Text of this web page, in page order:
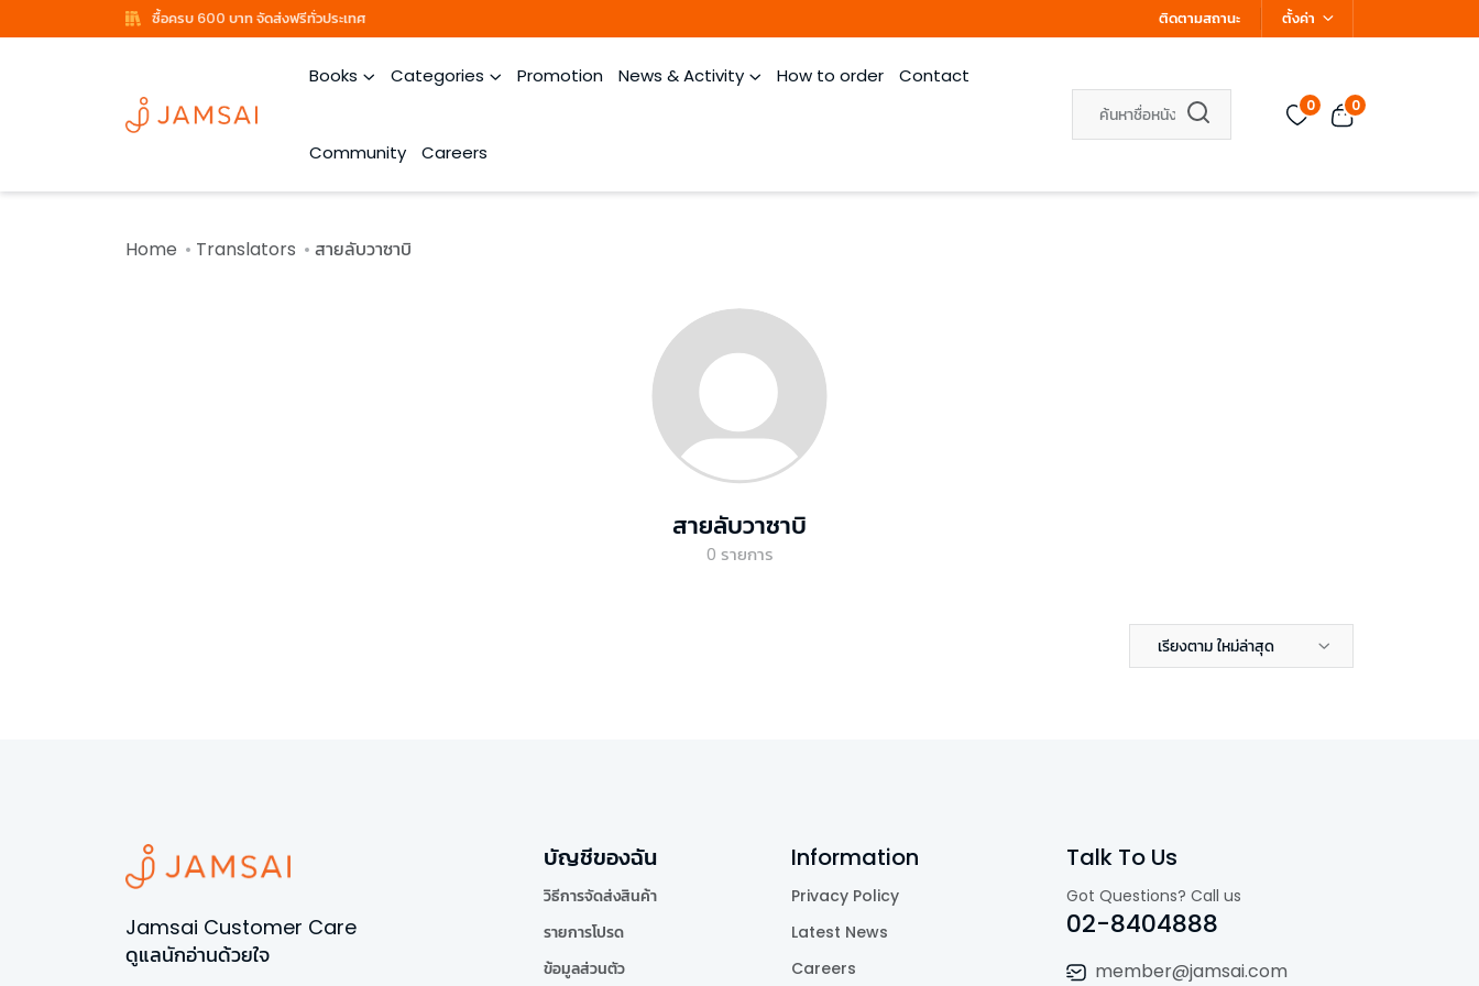
ซื้อครบ 600 บาท จัดส่งฟรีทั่วประเทศ ติดตามสถานะ ตั้งค่า
Books Categories Promotion News & Activity How to order Contact
Community Careers
0 0
Home Translators สายลับวาซาบิ
สายลับวาซาบิ
0 รายการ
เรียงตาม ใหม่ล่าสุด
Jamsai Customer Care
ดูแลนักอ่านด้วยใจ
บัญชีของฉัน
วิธีการจัดส่งสินค้า
รายการโปรด
ข้อมูลส่วนตัว
Information
Privacy Policy
Latest News
Careers
Talk To Us
Got Questions? Call us
02-8404888
member@jamsai.com